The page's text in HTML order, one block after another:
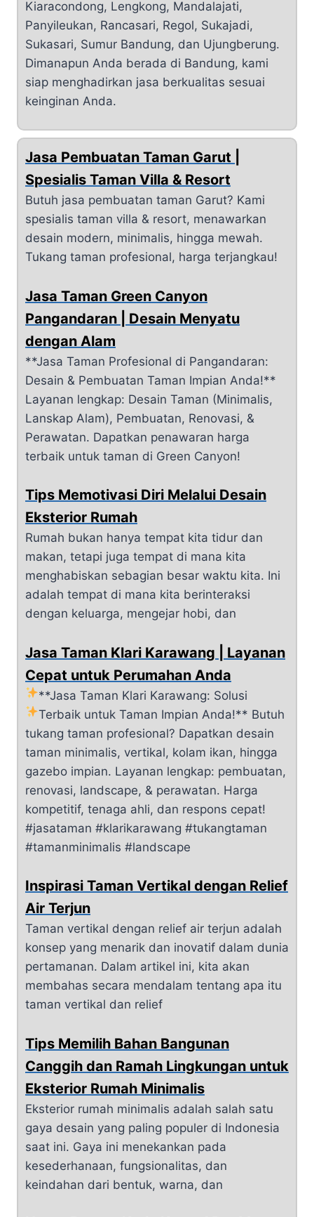
Kiaracondong, Lengkong, Mandalajati,
Panyileukan, Rancasari, Regol, Sukajadi,
Sukasari, Sumur Bandung, dan Ujungberung.
Dimanapun Anda berada di Bandung, kami
siap menghadirkan jasa berkualitas sesuai
keinginan Anda.
Jasa Pembuatan Taman Garut |
Spesialis Taman Villa & Resort
Butuh jasa pembuatan taman Garut? Kami
spesialis taman villa & resort, menawarkan
desain modern, minimalis, hingga mewah.
Tukang taman profesional, harga terjangkau!
Jasa Taman Green Canyon
Pangandaran | Desain Menyatu
dengan Alam
**Jasa Taman Profesional di Pangandaran:
Desain & Pembuatan Taman Impian Anda!**
Layanan lengkap: Desain Taman (Minimalis,
Lanskap Alam), Pembuatan, Renovasi, &
Perawatan. Dapatkan penawaran harga
terbaik untuk taman di Green Canyon!
Tips Memotivasi Diri Melalui Desain
Eksterior Rumah
Rumah bukan hanya tempat kita tidur dan
makan, tetapi juga tempat di mana kita
menghabiskan sebagian besar waktu kita. Ini
adalah tempat di mana kita berinteraksi
dengan keluarga, mengejar hobi, dan
Jasa Taman Klari Karawang | Layanan
Cepat untuk Perumahan Anda
**Jasa Taman Klari Karawang: Solusi
Terbaik untuk Taman Impian Anda!** Butuh
tukang taman profesional? Dapatkan desain
taman minimalis, vertikal, kolam ikan, hingga
gazebo impian. Layanan lengkap: pembuatan,
renovasi, landscape, & perawatan. Harga
kompetitif, tenaga ahli, dan respons cepat!
#jasataman #klarikarawang #tukangtaman
#tamanminimalis #landscape
Inspirasi Taman Vertikal dengan Relief
Air Terjun
Taman vertikal dengan relief air terjun adalah
konsep yang menarik dan inovatif dalam dunia
pertamanan. Dalam artikel ini, kita akan
membahas secara mendalam tentang apa itu
taman vertikal dan relief
Tips Memilih Bahan Bangunan
Canggih dan Ramah Lingkungan untuk
Eksterior Rumah Minimalis
Eksterior rumah minimalis adalah salah satu
gaya desain yang paling populer di Indonesia
saat ini. Gaya ini menekankan pada
kesederhanaan, fungsionalitas, dan
keindahan dari bentuk, warna, dan